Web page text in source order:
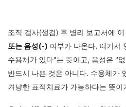
조직 검사(생검) 후 병리 보고서에
또는 음성(-) 여부가 나온다. 여기서
수용체가 있다"는 뜻이고, 음성은 "
반드시 나쁜 것은 아니다. 수용체가
겨냥한 표적치료가 가능하다는 뜻이